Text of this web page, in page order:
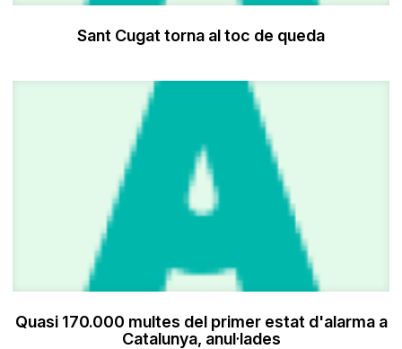
Sant Cugat torna al toc de queda
Quasi 170.000 multes del primer estat d'alarma a
Catalunya, anul·lades